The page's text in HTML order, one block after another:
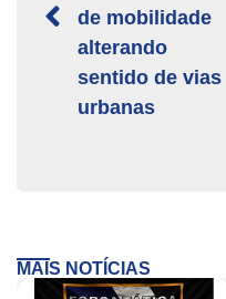
de mobilidade
alterando
sentido de vias
urbanas
MAIS NOTÍCIAS